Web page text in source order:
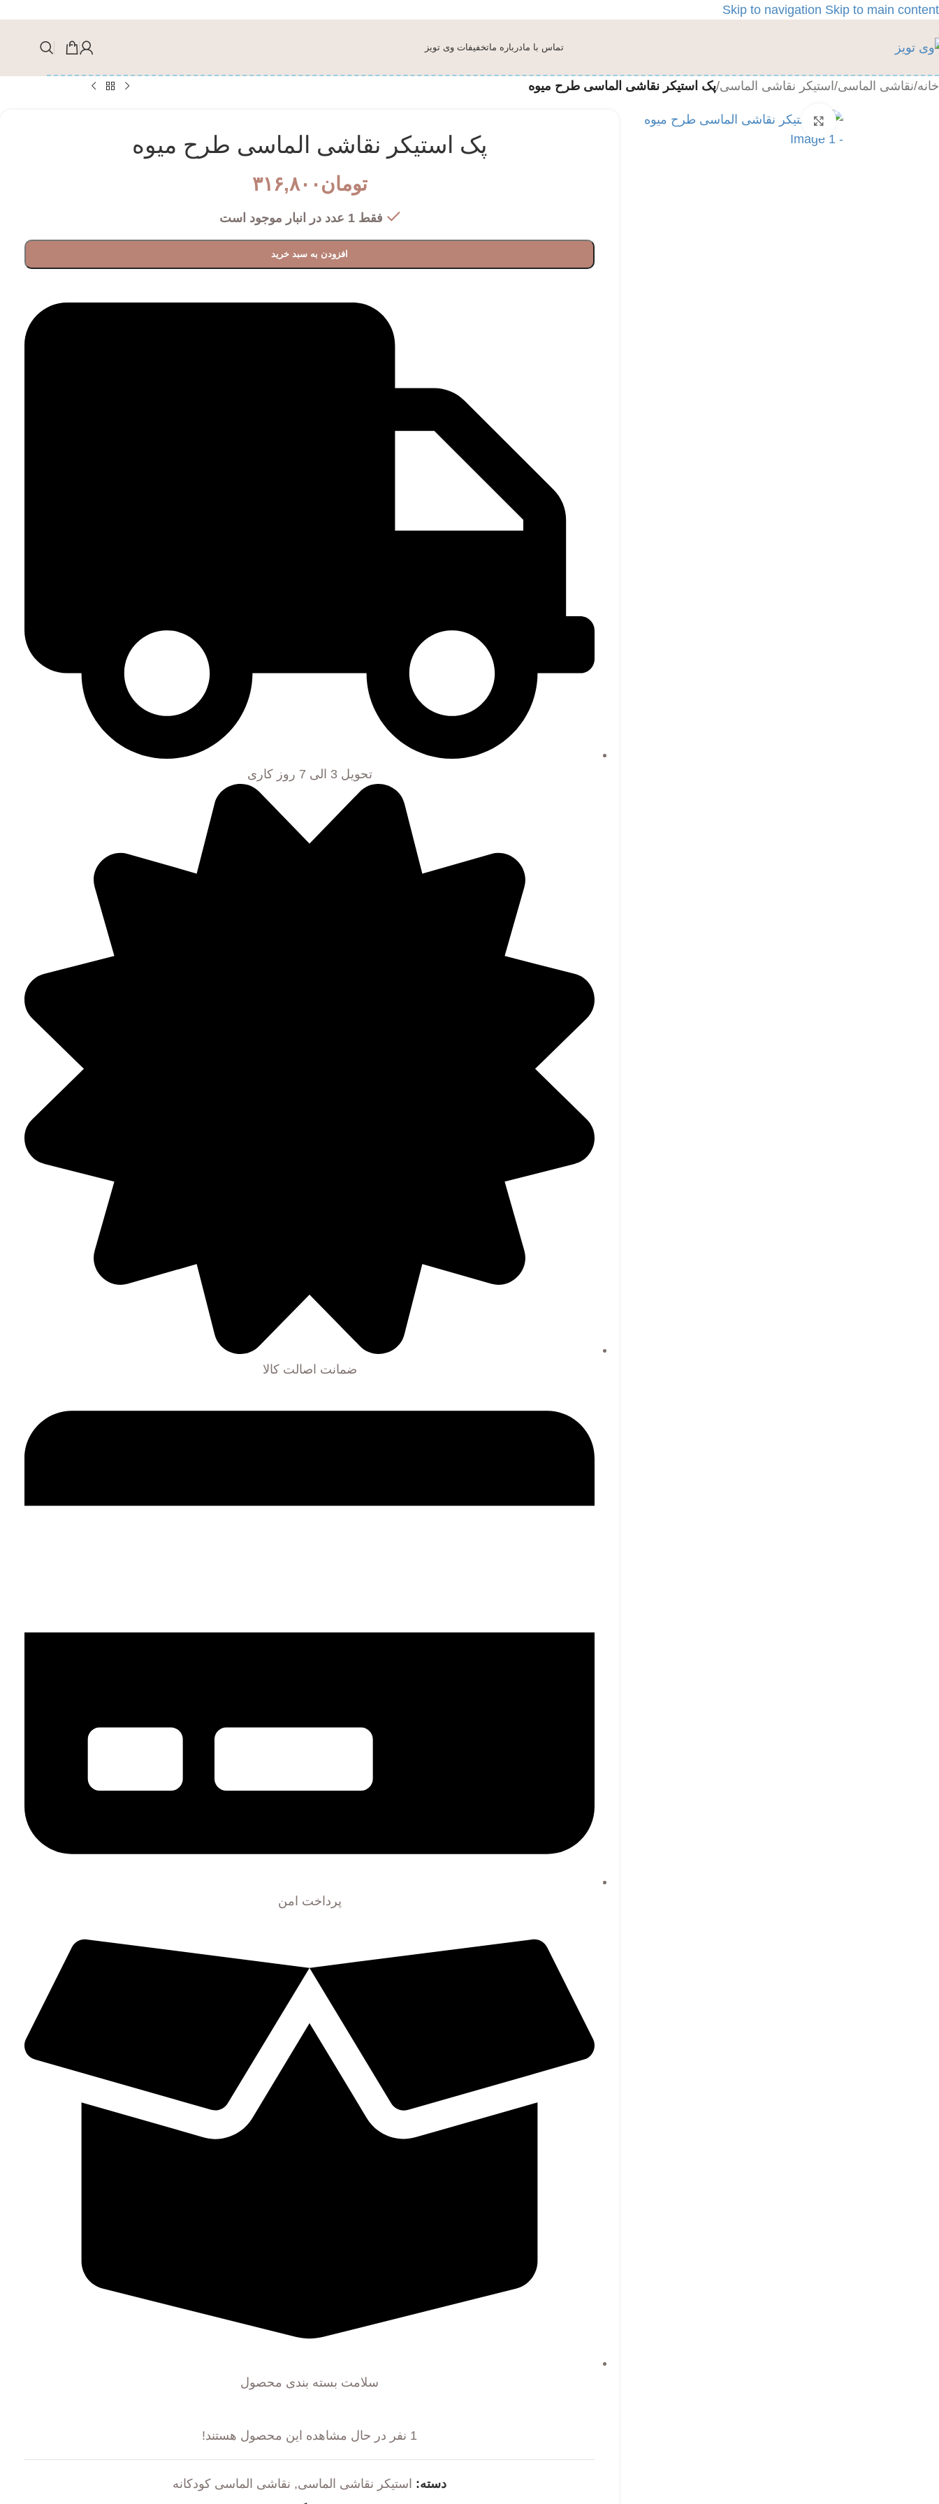
Skip to navigation Skip to main content
تماس با مادرباره ماتخفیفات وی تویز
خانه/نقاشی الماسی/ استیکر نقاشی الماسی/پک استیکر نقاشی الماسی طرح میوه
بزرگنمایی تصویر
پک استیکر نقاشی الماسی طرح میوه
تومان۳۱۶,۸۰۰
فقط 1 عدد در انبار موجود است
افزودن به سبد خرید
تحویل 3 الی 7 روز کاری
ضمانت اصالت کالا
پرداخت امن
سلامت بسته بندی محصول
1 نفر در حال مشاهده این محصول هستند!
دسته: استیکر نقاشی الماسی, نقاشی الماسی کودکانه